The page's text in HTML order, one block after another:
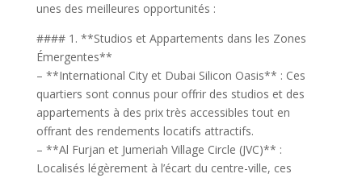
unes des meilleures opportunités :
#### 1. **Studios et Appartements dans les Zones
Émergentes**
– **International City et Dubai Silicon Oasis** : Ces
quartiers sont connus pour offrir des studios et des
appartements à des prix très accessibles tout en
offrant des rendements locatifs attractifs.
– **Al Furjan et Jumeriah Village Circle (JVC)** :
Localisés légèrement à l’écart du centre-ville, ces